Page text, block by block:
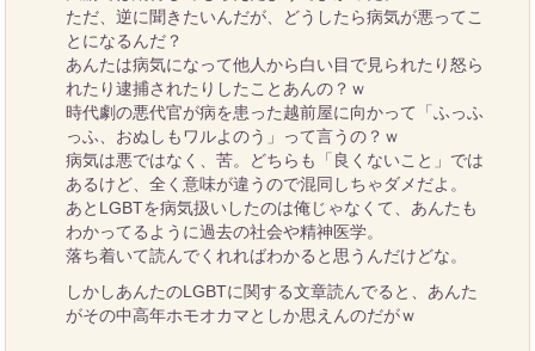
ただ、逆に聞きたいんだが、どうしたら病気が悪ってこ
とになるんだ？
あんたは病気になって他人から白い目で見られたり怒ら
れたり逮捕されたりしたことあんの？ｗ
時代劇の悪代官が病を患った越前屋に向かって「ふっふ
っふ、おぬしもワルよのう」って言うの？ｗ
病気は悪ではなく、苦。どちらも「良くないこと」では
あるけど、全く意味が違うので混同しちゃダメだよ。
あとLGBTを病気扱いしたのは俺じゃなくて、あんたも
わかってるように過去の社会や精神医学。
落ち着いて読んでくれればわかると思うんだけどな。
しかしあんたのLGBTに関する文章読んでると、あんた
がその中高年ホモオカマとしか思えんのだがｗ